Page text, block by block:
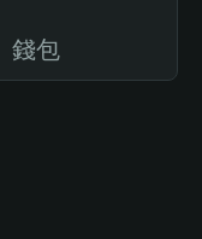
錢包